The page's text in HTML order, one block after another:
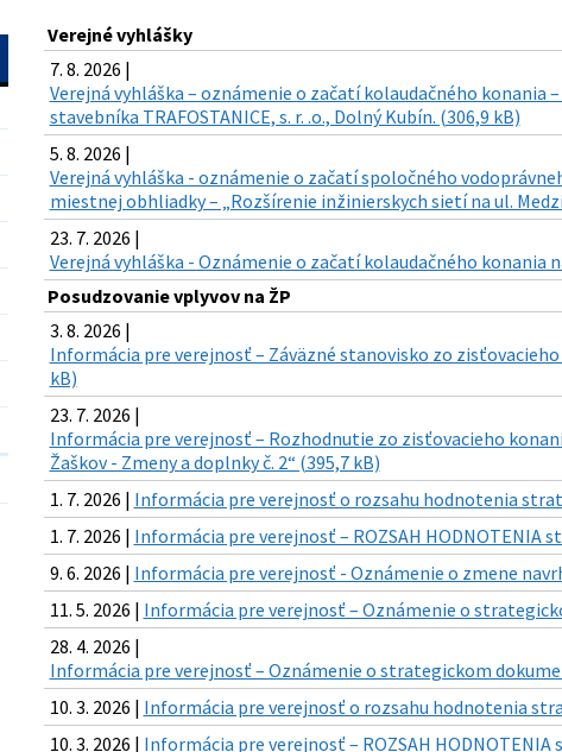
Verejné vyhlášky
7. 8. 2026 |
Verejná vyhláška – oznámenie o začatí kolaudačného konania
stavebníka TRAFOSTANICE, s. r. .o., Dolný Kubín. (306,9 kB)
5. 8. 2026 |
Verejná vyhláška - oznámenie o začatí spoločného
miestnej obhliadky – „Rozšírenie inžinierskych sietí na ul.
23. 7. 2026 |
Verejná vyhláška - Oznámenie o začatí kolaudačného konania
Posudzovanie vplyvov na ŽP
3. 8. 2026 |
Informácia pre verejnosť – Záväzné stanovisko zo
kB)
23. 7. 2026 |
Informácia pre verejnosť – Rozhodnutie zo zisťovacieho
Žaškov - Zmeny a doplnky č. 2“ (395,7 kB)
1. 7. 2026 | Informácia pre verejnosť o rozsahu hodnotenia
1. 7. 2026 | Informácia pre verejnosť – ROZSAH HODNOTENIA
9. 6. 2026 | Informácia pre verejnosť - Oznámenie o zmene
11. 5. 2026 | Informácia pre verejnosť – Oznámenie o
28. 4. 2026 |
Informácia pre verejnosť – Oznámenie o strategickom
10. 3. 2026 | Informácia pre verejnosť o rozsahu hodnotenia
10. 3. 2026 | Informácia pre verejnosť – ROZSAH